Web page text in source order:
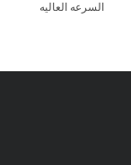
السرعه العاليه